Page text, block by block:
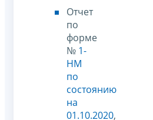
Отчет
по
форме
№ 1-
НМ
по
состоянию
на
01.10.2020,